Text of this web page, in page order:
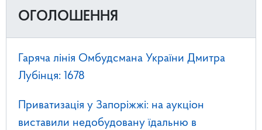
ОГОЛОШЕННЯ
Гаряча лінія Омбудсмана України Дмитра
Лубінця: 1678
Приватизація у Запоріжжі: на аукціон
виставили недобудовану їдальню в